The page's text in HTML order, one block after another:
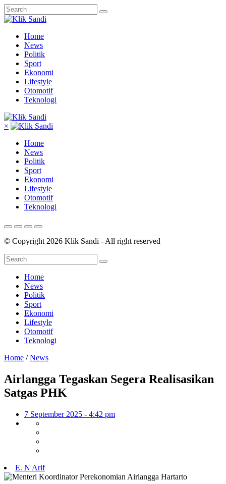
Home
News
Politik
Sport
Ekonomi
Lifestyle
Otomotif
Teknologi
×
Home
News
Politik
Sport
Ekonomi
Lifestyle
Otomotif
Teknologi
© Copyright 2026 Klik Sandi - All right reserved
Home
News
Politik
Sport
Ekonomi
Lifestyle
Otomotif
Teknologi
Home /News
Airlangga Tegaskan Segera Realisasikan
Satgas PHK
7 September 2025 - 4:42 pm
E. N Arif